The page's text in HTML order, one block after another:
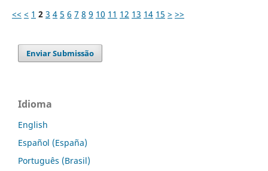
<< < 1 2 3 4 5 6 7 8 9 10 11 12 13 14 15 > >>
Enviar Submissão
Idioma
English
Español (España)
Português (Brasil)